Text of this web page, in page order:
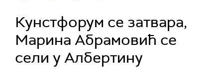
Кунстфорум се затвара,
Марина Абрамовић се
сели у Албертину